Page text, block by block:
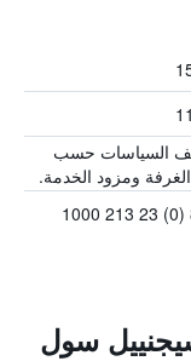
السياسات حسب
ومزود الخدمة.
سول